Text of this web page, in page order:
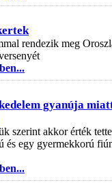
rendezik meg
gyanúja
szerint akkor érték
és egy gyermekkorú